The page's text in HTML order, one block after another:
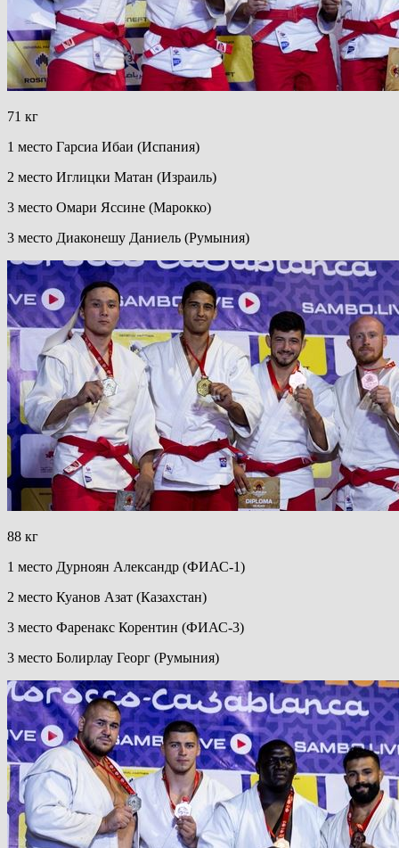
71 кг
1 место Гарсиа Ибаи (Испания)
2 место Иглицки Матан (Израиль)
3 место Омари Яссине (Марокко)
3 место Диаконешу Даниель (Румыния)
88 кг
1 место Дурноян Александр (ФИАС-1)
2 место Куанов Азат (Казахстан)
3 место Фаренакс Корентин (ФИАС-3)
3 место Болирлау Георг (Румыния)